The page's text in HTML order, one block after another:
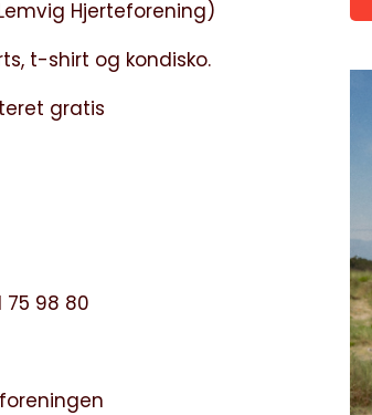
Hjerteforening)
t-shirt og kondisko.
gratis
75 98 80